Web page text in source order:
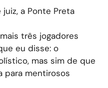
a Ponte Preta
três jogadores
eu disse: o
mas sim de que
para mentirosos